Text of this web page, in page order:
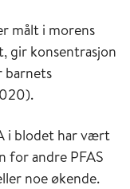
målt i morens
gir konsentrasjon
barnets
i blodet har vært
for andre PFAS
noe økende.